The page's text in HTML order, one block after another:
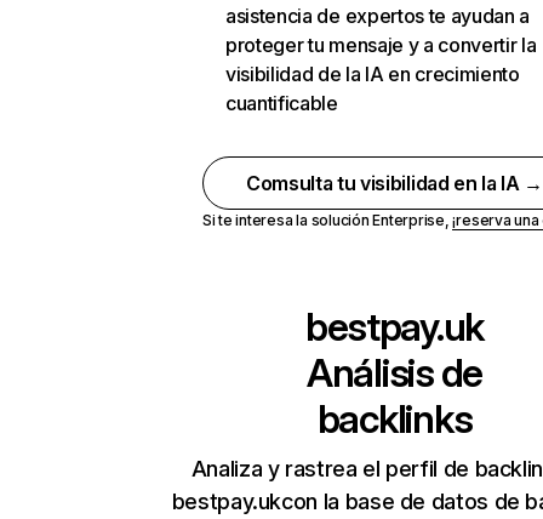
asistencia de expertos te ayudan a
proteger tu mensaje y a convertir la
visibilidad de la IA en crecimiento
cuantificable
Comsulta tu visibilidad en la IA →
Si te interesa la solución Enterprise,¡reserva
bestpay.uk
Análisis de
backlinks
Analiza y rastrea el perfil de
bestpay.ukcon la base de datos de